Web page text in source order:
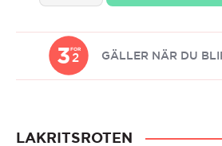
&
Vattenmelon
quantity
3FOR
2 GÄLLER NÄR DU
LAKRITSROTEN